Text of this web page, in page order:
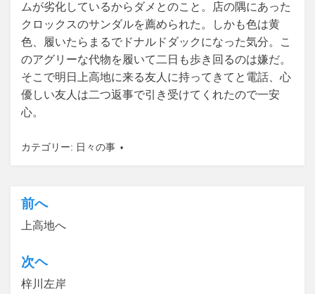
ムが劣化しているからダメとのこと。店の隅にあった
クロックスのサンダルを薦められた。しかも色は黄
色、履いたらまるでドナルドダックになった気分。こ
のアグリーな代物を履いて二日も歩き回るのは嫌だ。
そこで明日上高地に来る友人に持ってきてと電話、心
優しい友人は二つ返事で引き受けてくれたので一安
心。
カテゴリー: 日々の事
投
稿
ナ
ビ
前へ
上高地へ
次ヘ
梓川左岸